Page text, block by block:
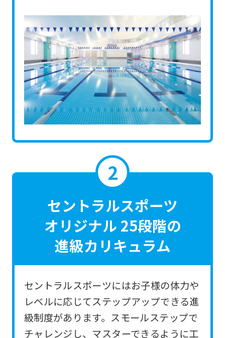
セントラルスポーツ
オリジナル 25段階の
進級カリキュラム
セントラルスポーツにはお子様の体力や
レベルに応じてステップアップできる進
級制度があります。スモールステップで
チャレンジし、マスターできるように工
is
automatically
translated
into
English.
Click
the
(start
automatic
translation)
to
return
to
the
page.
However,
if